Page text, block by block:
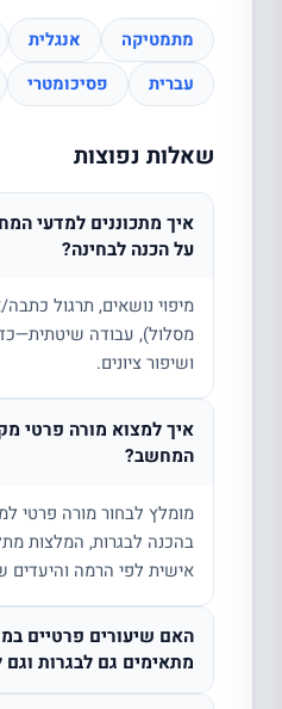
מתמטיקה אנגלית
עברית
פסיכומטרי
שאלות נפוצות
איך מתכוננים למדעי
על הכנה לבחינה?
מיפוי נושאים, תרגול
מסלול), עבודה
ושיפור ציונים.
איך למצוא מורה פרטי
המחשב?
מומלץ לבחור מורה פרטי
בהכנה לבגרות, המלצות
אישית לפי הרמה והיעדים
האם שיעורים פרטיים
מתאימים גם לבגרות וגם